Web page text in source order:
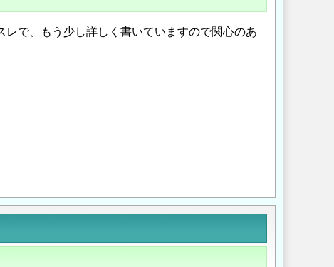
で、もう少し詳しく書いていますので関心のあ